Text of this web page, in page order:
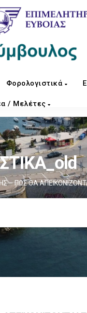
Φορολογιστικά
/ Μελέτες
– ΠΩΣ ΘΑ